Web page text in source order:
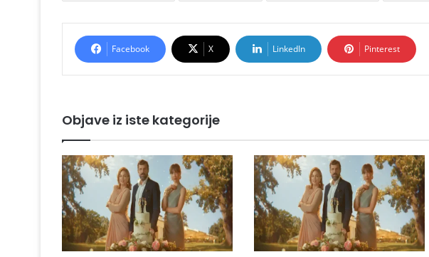
Facebook X LinkedIn Pinterest
Objave iz iste kategorije